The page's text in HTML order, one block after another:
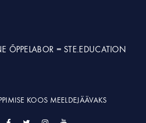
ÕPPELABOR = STE.EDUCATION
KOOS MEELDEJÄÄVAKS